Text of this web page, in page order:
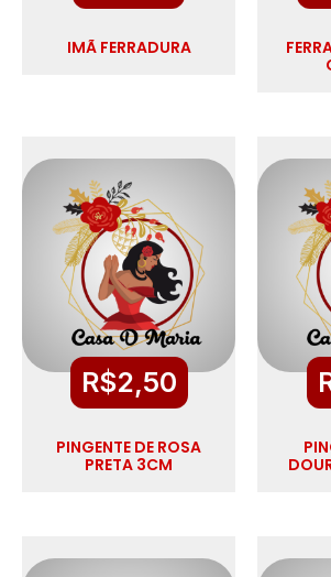
IMÃ FERRADURA
R$2,50
PINGENTE DE ROSA
PRETA 3CM